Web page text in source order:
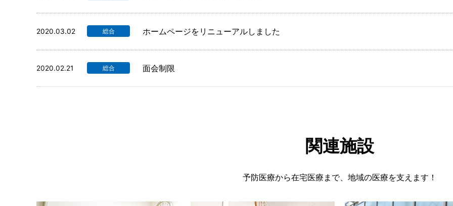
2020.03.02 総合 ホームページをリニューアルしました
2020.02.21 総合 面会制限
関連施設
予防医療から在宅医療まで、地域の医療を支えます！